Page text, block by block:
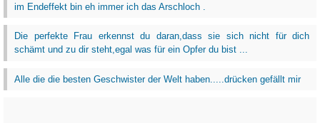
im Endeffekt bin eh immer ich das Arschloch .
Die perfekte Frau erkennst du daran,dass sie sich nicht für dich
schämt und zu dir steht,egal was für ein Opfer du bist ...
Alle die die besten Geschwister der Welt haben.....drücken gefällt mir